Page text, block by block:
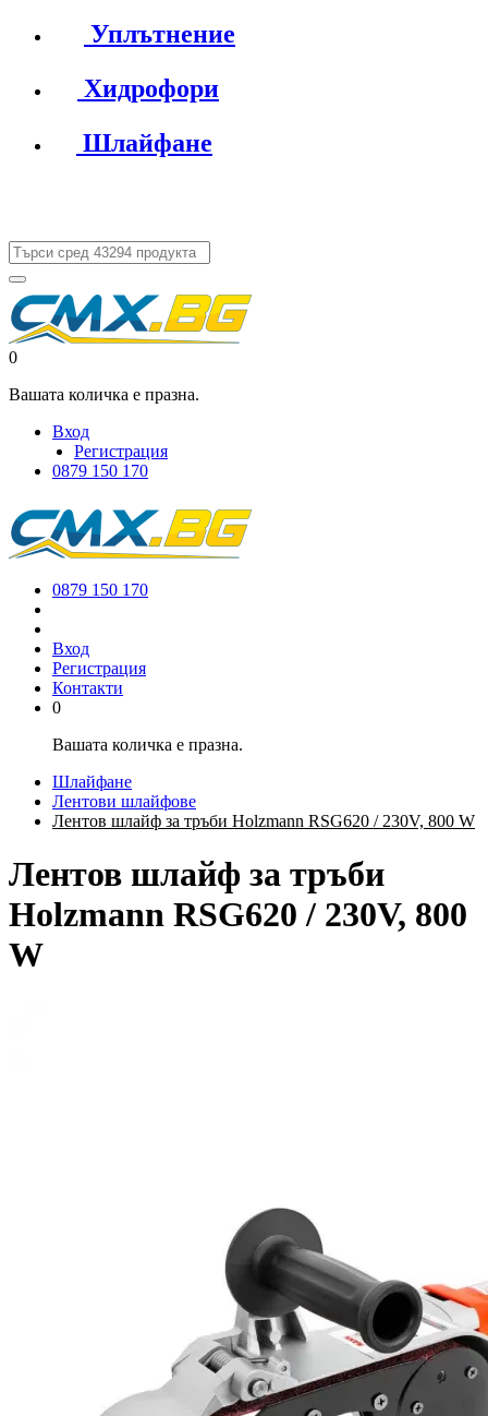
Уплътнение
Хидрофори
Шлайфане
0
Вашата количка е празна.
Вход
Регистрация
0879 150 170
0879 150 170
Вход
Регистрация
Контакти
0
Вашата количка е празна.
Шлайфане
Лентови шлайфове
Лентов шлайф за тръби Holzmann RSG620 / 230V, 800 W
Лентов шлайф за тръби
Holzmann RSG620 / 230V, 800
W